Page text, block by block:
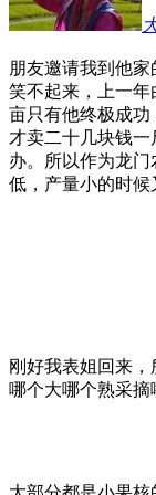
朋友邀请我到他
笑不起来，上一年
亩只有他终极成功
才卖二十几块钱
办。所以作为龙
低，产量小的时候
刚好我表姐回来
哪个大哪个熟采摘